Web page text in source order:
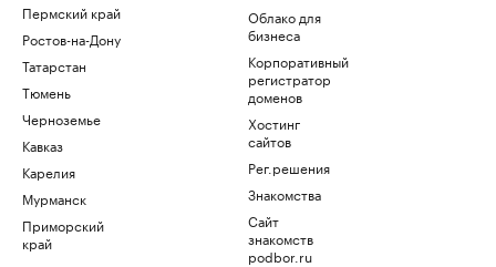
Пермский край
Ростов-на-Дону
Татарстан
Тюмень
Черноземье
Кавказ
Карелия
Мурманск
Приморский
край
Облако для
бизнеса
Корпоративный
регистратор
доменов
Хостинг
сайтов
Рег.решения
Знакомства
Сайт
знакомств
podbor.ru